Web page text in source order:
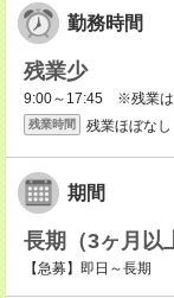
勤務時間
残業少
9:00～17:45 ※残業は
残業時間 残業ほぼなし
期間
長期（3ヶ月以
【急募】即日～長期